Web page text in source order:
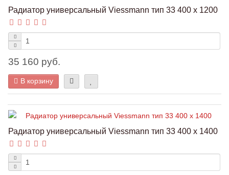
Радиатор универсальный Viessmann тип 33 400 x 1200
35 160 руб.
В корзину
Радиатор универсальный Viessmann тип 33 400 x 1400